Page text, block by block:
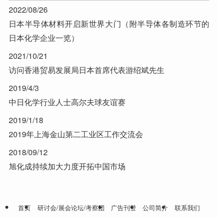
2022/08/26
日本半导体材料开启新世界大门（附半导体各制造环节的
日本化学企业一览）
2021/10/21
访问香港贸易发展局日本首席代表游绍斌先生
2019/4/3
中日化学行业人士高尔夫球友谊赛
2019/1/18
2019年上海金山第二工业区工作交流会
2018/09/12
旭化成持续加大力度开拓中国市场
首页 研讨会/展会论坛/考察团 广告刊登 公司简介
联系我们